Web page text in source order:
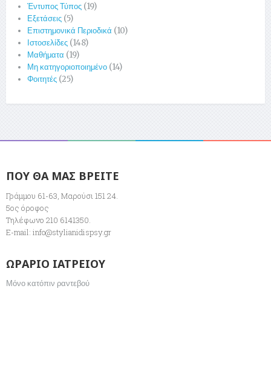
Έντυπος Τύπος (19)
Εξετάσεις (5)
Επιστημονικά Περιοδικά (10)
Ιστοσελίδες (148)
Μαθήματα (19)
Μη κατηγοριοποιημένο (14)
Φοιτητές (25)
ΠΟΥ ΘΑ ΜΑΣ ΒΡΕΙΤΕ
Γράμμου 61-63, Μαρούσι 151 24.
5ος όροφος
Τηλέφωνο 210 6141350.
E-mail: info@stylianidispsy.gr
ΩΡΑΡΙΟ ΙΑΤΡΕΙΟΥ
Μόνο κατόπιν ραντεβού